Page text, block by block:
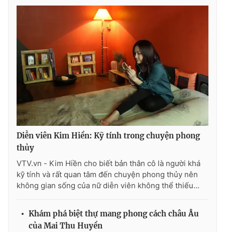
Infographic
Video Shorts video
VTV Money VTV Thể thao
VTV Sức khoẻ Bất động sản
Thị trường 24h Tấm lòng Việt
VTV4 Vươn mình bằng AI
Liên hệ tòa soạn
Diễn viên Kim Hiền: Kỹ tính trong chuyện phong
thủy
VTV.vn - Kim Hiền cho biết bản thân cô là người khá
kỹ tính và rất quan tâm đến chuyện phong thủy nên
không gian sống của nữ diễn viên không thể thiếu...
Khám phá biệt thự mang phong cách châu Âu
của Mai Thu Huyền